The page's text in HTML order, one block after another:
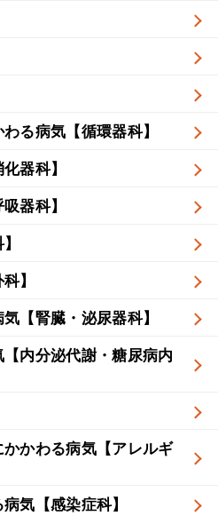
る病気【循環器科】
器科】
器科】
】
【腎臓・泌尿器科】
内分泌代謝・糖尿病内
かわる病気【アレルギ
気【感染症科】